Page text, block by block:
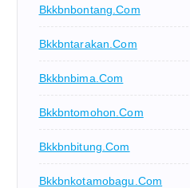
Bkkbnbontang.com
Bkkbntarakan.com
Bkkbnbima.com
Bkkbntomohon.com
Bkkbnbitung.com
Bkkbnkotamobagu.com